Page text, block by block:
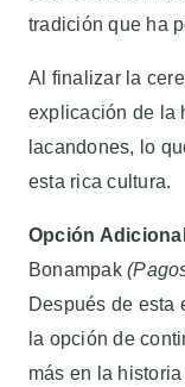
tradición que ha
Al finalizar la
explicación de la
lacandones, lo
esta rica cultura.
Opción
Bonampak
Después de esta
la opción de
más en la